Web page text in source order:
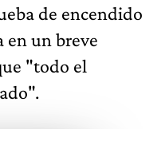
de encendido
en un breve
"todo el